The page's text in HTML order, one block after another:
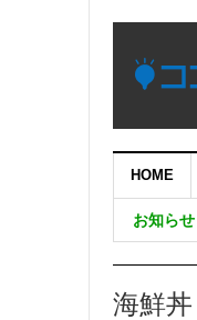
HOME
お知らせ
海鮮丼